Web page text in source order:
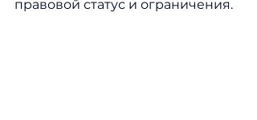
правовой статус и ограничения.